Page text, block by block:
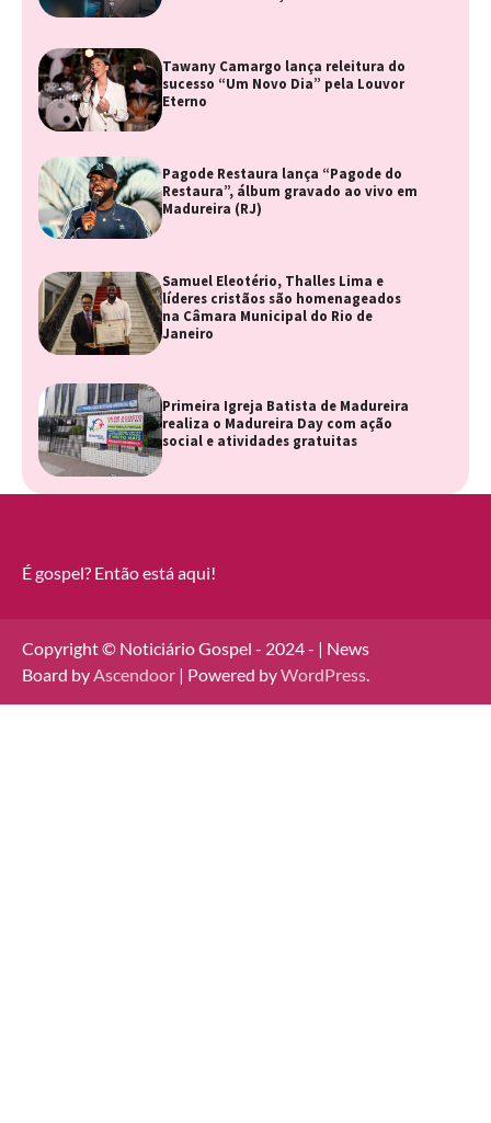
Tawany Camargo lança releitura do
sucesso “Um Novo Dia” pela Louvor
Eterno
Pagode Restaura lança “Pagode do
Restaura”, álbum gravado ao vivo em
Madureira (RJ)
Samuel Eleotério, Thalles Lima e
líderes cristãos são homenageados
na Câmara Municipal do Rio de
Janeiro
Primeira Igreja Batista de Madureira
realiza o Madureira Day com ação
social e atividades gratuitas
É gospel? Então está aqui!
Copyright © Noticiário Gospel - 2024 - | News
Board byAscendoor | Powered byWordPress.